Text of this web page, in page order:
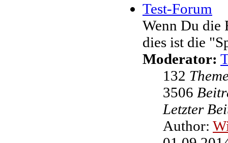
Test-Forum
Wenn Du die
dies ist die
Moderator:
132
3506
Letzter
Author: